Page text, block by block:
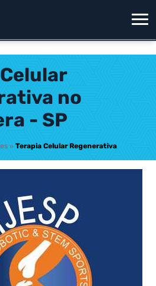
no
- SP
» Terapia Celular Regenerativa